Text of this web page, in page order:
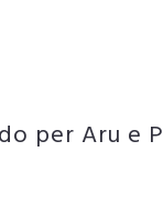
per Aru e